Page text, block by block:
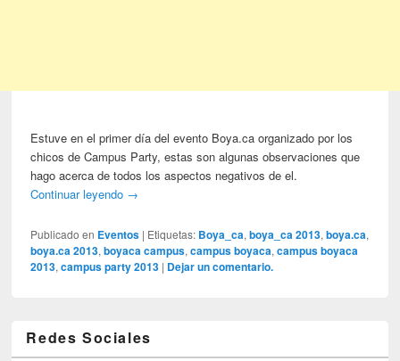
Estuve en el primer día del evento Boya.ca organizado por los
chicos de Campus Party, estas son algunas observaciones que
hago acerca de todos los aspectos negativos de el.
Continuar leyendo →
Publicado en Eventos | Etiquetas: Boya_ca,boya_ca 2013,boya.ca,
boya.ca 2013,boyaca campus,campus boyaca,campus boyaca
2013,campus party 2013 | Dejar un comentario.
Redes Sociales